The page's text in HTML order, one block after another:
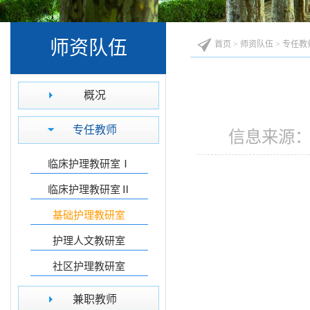
师资队伍
概况
专任教师
临床护理教研室Ⅰ
临床护理教研室Ⅱ
基础护理教研室
护理人文教研室
社区护理教研室
兼职教师
首页 > 师资队伍 > 专任教
信息来源